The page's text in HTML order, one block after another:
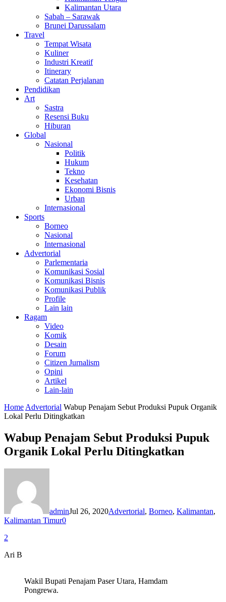
Kalimantan Utara
Sabah – Sarawak
Brunei Darussalam
Travel
Tempat Wisata
Kuliner
Industri Kreatif
Itinerary
Catatan Perjalanan
Pendidikan
Art
Sastra
Resensi Buku
Hiburan
Global
Nasional
Politik
Hukum
Tekno
Kesehatan
Ekonomi Bisnis
Urban
Internasional
Sports
Borneo
Nasional
Internasional
Advertorial
Parlementaria
Komunikasi Sosial
Komunikasi Bisnis
Komunikasi Publik
Profile
Lain lain
Ragam
Video
Komik
Desain
Forum
Citizen Jurnalism
Opini
Artikel
Lain-lain
Home Advertorial Wabup Penajam Sebut Produksi Pupuk Organik
Lokal Perlu Ditingkatkan
Wabup Penajam Sebut Produksi Pupuk
Organik Lokal Perlu Ditingkatkan
adminJul 26, 2020Advertorial, Borneo, Kalimantan,
Kalimantan Timur0
2
Ari B
Wakil Bupati Penajam Paser Utara, Hamdam
Pongrewa.